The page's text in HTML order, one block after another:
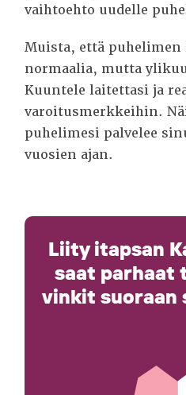
vaihtoehto uudelle
Muista, että
normaalia, mutta
Kuuntele laitettasi ja
varoitusmerkkeihin.
puhelimesi palvelee
vuosien ajan.
Liity itapsan
saat parhaat
vinkit suoraan